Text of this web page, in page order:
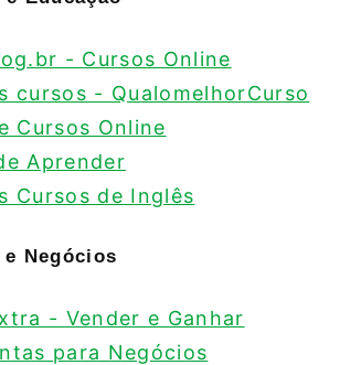
- Cursos Online
cursos - QualomelhorCurso
Cursos Online
Aprender
Cursos de Inglês
Negócios
- Vender e Ganhar
para Negócios